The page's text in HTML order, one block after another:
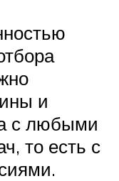
и
с любыми
то есть с